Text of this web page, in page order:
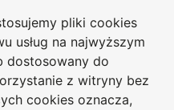
pliki cookies
usług na najwyższym
dostosowany do
z witryny bez
cookies oznacza,
Jana Długosza